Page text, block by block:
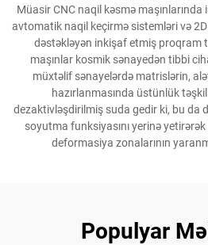
Müasir CNC naqil kəsmə
avtomatik naqil keçirmə sistemləri və 2D
dəstəkləyən inkişaf etmiş proqram
maşınlar kosmik sənayedən tibbi
müxtəlif sənayelərdə matrislərin,
hazırlanmasında üstünlük
dezaktivləşdirilmiş suda gedir ki, bu da
soyutma funksiyasını yerinə
deformasiya zonalarının
Populyar